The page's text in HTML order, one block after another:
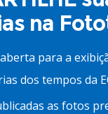
na
aberta para a
dos tempos da
as fotos